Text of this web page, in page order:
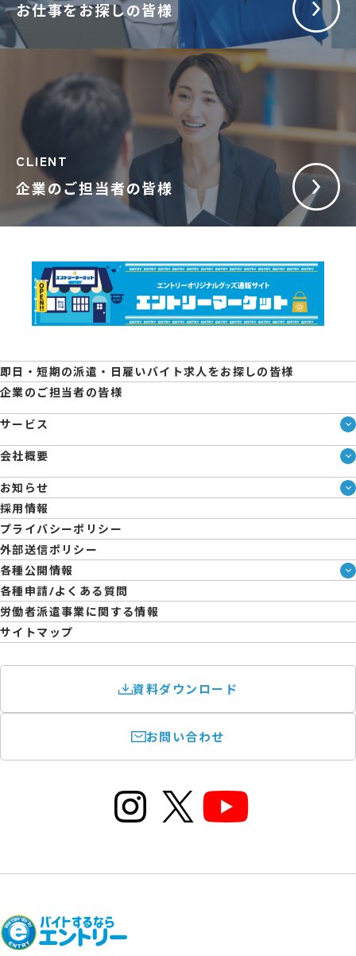
お仕事をお探しの皆様
企業のご担当者の皆様
CLIENT
即日・短期の派遣・日雇いバイト求人をお探しの皆様
企業のご担当者の皆様
サービス
サービス一覧
即日・単発のバイト探しは「スマジョブ」
エントリーマーケット
会社概要
会社概要
メディア情報
人材派遣について
コーポレートガバナンス
拠点一覧
日雇派遣の原則禁止について
エントリーのサポートについて
お知らせ
ブログ
企業様向けお役立ちブログ
採用情報
プライバシーポリシー
外部送信ポリシー
各種公開情報
ハラスメント防止・対策方針
育児休業取得率および職場復帰率報告書
各種申請/よくある質問
労働者派遣事業に関する情報
サイトマップ
資料ダウンロード
お問い合わせ